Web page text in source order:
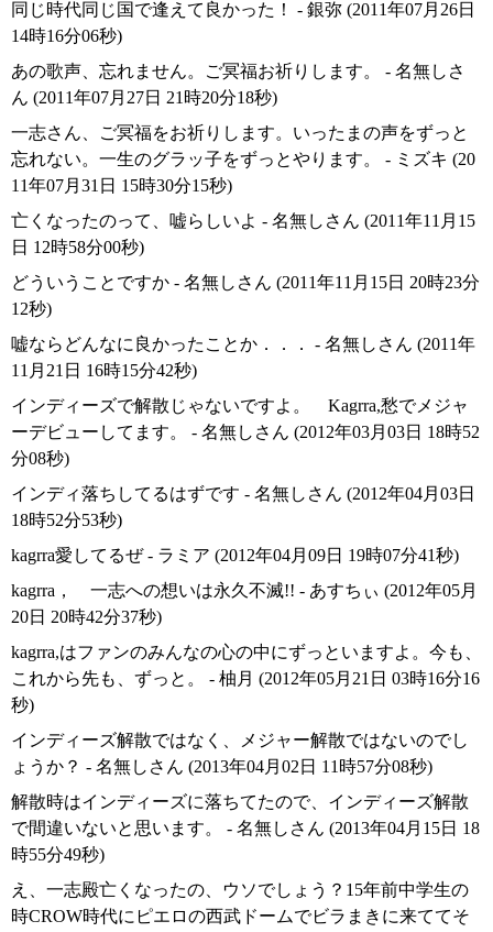
同じ時代同じ国で逢えて良かった！ - 銀弥 (2011年07月26日
14時16分06秒)
あの歌声、忘れません。ご冥福お祈りします。 - 名無しさ
ん (2011年07月27日 21時20分18秒)
一志さん、ご冥福をお祈りします。いったまの声をずっと
忘れない。一生のグラッ子をずっとやります。 - ミズキ (20
11年07月31日 15時30分15秒)
亡くなったのって、嘘らしいよ - 名無しさん (2011年11月15
日 12時58分00秒)
どういうことですか - 名無しさん (2011年11月15日 20時23分
12秒)
嘘ならどんなに良かったことか．．． - 名無しさん (2011年
11月21日 16時15分42秒)
インディーズで解散じゃないですよ。 Kagrra,愁でメジャ
ーデビューしてます。 - 名無しさん (2012年03月03日 18時52
分08秒)
インディ落ちしてるはずです - 名無しさん (2012年04月03日
18時52分53秒)
kagrra愛してるぜ - ラミア (2012年04月09日 19時07分41秒)
kagrra， 一志への想いは永久不滅!! - あすちぃ (2012年05月
20日 20時42分37秒)
kagrra,はファンのみんなの心の中にずっといますよ。今も、
これから先も、ずっと。 - 柚月 (2012年05月21日 03時16分16
秒)
インディーズ解散ではなく、メジャー解散ではないのでし
ょうか？ - 名無しさん (2013年04月02日 11時57分08秒)
解散時はインディーズに落ちてたので、インディーズ解散
で間違いないと思います。 - 名無しさん (2013年04月15日 18
時55分49秒)
え、一志殿亡くなったの、ウソでしょう？15年前中学生の
時CROW時代にピエロの西武ドームでビラまきに来ててそ